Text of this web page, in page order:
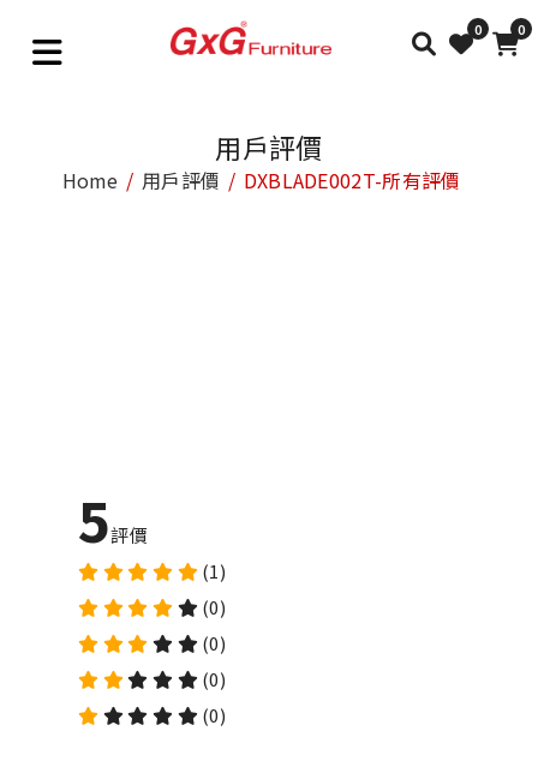
0 0
用戶評價
Home 用戶評價 DXBLADE002T-所有評價
5評價
(1)
(0)
(0)
(0)
(0)